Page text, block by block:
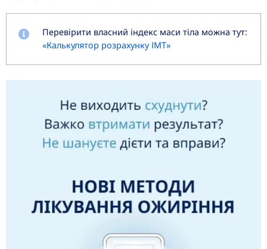
Перевірити власний індекс маси тіла можна тут:
«Калькулятор розрахунку ІМТ»